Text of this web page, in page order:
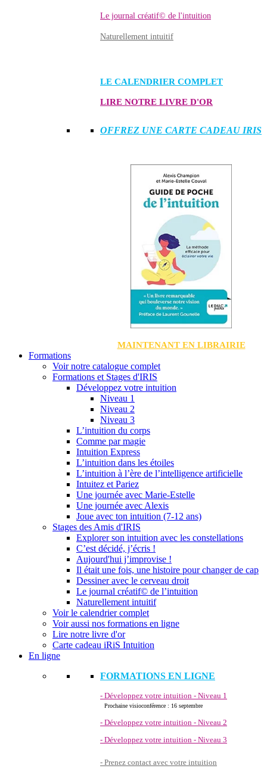
Le journal créatif© de l'intuition
Naturellement intuitif
LE CALENDRIER COMPLET
LIRE NOTRE LIVRE D'OR
OFFREZ UNE CARTE CADEAU IRIS
MAINTENANT EN LIBRAIRIE
Formations
Voir notre catalogue complet
Formations et Stages d'IRIS
Développez votre intuition
Niveau 1
Niveau 2
Niveau 3
L’intuition du corps
Comme par magie
Intuition Express
L’intuition dans les étoiles
L’intuition à l’ère de l’intelligence artificielle
Intuitez et Pariez
Une journée avec Marie-Estelle
Une journée avec Alexis
Joue avec ton intuition (7-12 ans)
Stages des Amis d'IRIS
Explorer son intuition avec les constellations
C’est décidé, j’écris !
Aujourd'hui j’improvise !
Il était une fois, une histoire pour changer de cap
Dessiner avec le cerveau droit
Le journal créatif© de l’intuition
Naturellement intuitif
Voir le calendrier complet
Voir aussi nos formations en ligne
Lire notre livre d'or
Carte cadeau iRiS Intuition
En ligne
FORMATIONS EN LIGNE
- Développez votre intuition - Niveau 1
Prochaine visioconférence : 16 septembre
- Développez votre intuition - Niveau 2
- Développez votre intuition - Niveau 3
- Prenez contact avec votre intuition